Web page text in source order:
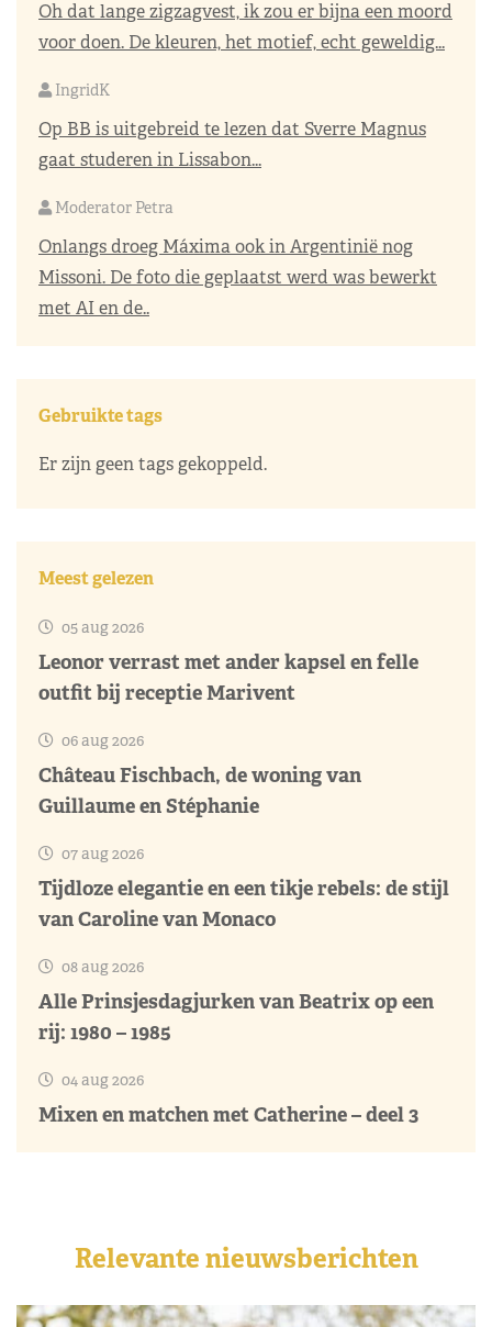
Oh dat lange zigzagvest, ik zou er bijna een moord
voor doen. De kleuren, het motief, echt geweldig...
IngridK
Op BB is uitgebreid te lezen dat Sverre Magnus
gaat studeren in Lissabon...
Moderator Petra
Onlangs droeg Máxima ook in Argentinië nog
Missoni. De foto die geplaatst werd was bewerkt
met AI en de..
Gebruikte tags
Er zijn geen tags gekoppeld.
Meest gelezen
05 aug 2026
Leonor verrast met ander kapsel en felle
outfit bij receptie Marivent
06 aug 2026
Château Fischbach, de woning van
Guillaume en Stéphanie
07 aug 2026
Tijdloze elegantie en een tikje rebels: de stijl
van Caroline van Monaco
08 aug 2026
Alle Prinsjesdagjurken van Beatrix op een
rij: 1980 – 1985
04 aug 2026
Mixen en matchen met Catherine – deel 3
Relevante nieuwsberichten